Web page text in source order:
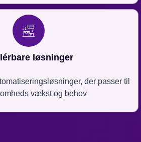
løsninger
der passer til
vækst og behov